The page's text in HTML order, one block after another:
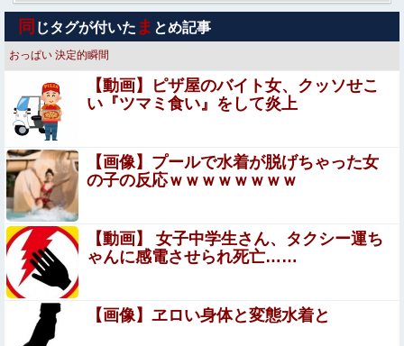
「居眠り運転かな？」→何度も追突→夫婦「これは事故じ
ゃない」と気付く…
【シコ画像】 バニーガールのお姉さんのお◯ぱい、ガチで
マジでエ口過ぎるｗｗｗｗｗｗｗｗｗｗｗｗ
★【ワートリ】木虎はやっぱり上品な可愛さがあるな
【動画】”別れさせ屋” のセ○クス、凄すぎるｗｗｗ そりゃ
肉便器に堕ちるわｗｗｗ
【画像】JKダンス部、部員の８割が巨乳のムホホ部だ
ったｗｗｗｗ
【画像】 女教師「よーし、先生も水着でプール清掃するわ
よぉー♥」ムチムチ
「こんな事になるんやから強制置き配は止めておくべき」
同 じタグが付いた ま とめ記事
おっぱい 決定的瞬間
【動画】ピザ屋のバイト女、クッソせこ
い『ツマミ食い』をして炎上
【画像】プールで水着が脱げちゃった女
の子の反応ｗｗｗｗｗｗｗｗ
【動画】 女子中学生さん、タクシー運ち
ゃんに感電させられ死亡……
【画像】ヱロい身体と変態水着と